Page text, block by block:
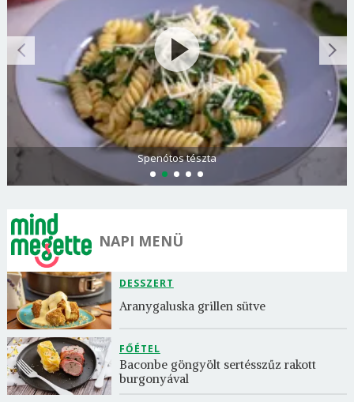
Spenótos tészta
NAPI MENÜ
DESSZERT
Aranygaluska grillen sütve
FŐÉTEL
Baconbe göngyölt sertésszűz rakott
burgonyával